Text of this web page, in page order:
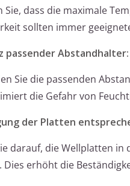
Sie, dass die maximale
sollten immer
passender Abstandhalter:
Sie die passenden
die Gefahr von
der Platten
darauf, die Wellplatten
Dies erhöht die